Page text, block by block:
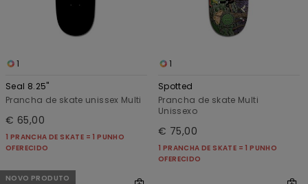
1
Seal 8.25"
Prancha de skate unissex Multi
€ 65,00
1 PRANCHA DE SKATE = 1 PUNHO
OFERECIDO
1
Spotted
Prancha de skate Multi
Unissexo
€ 75,00
1 PRANCHA DE SKATE = 1 PUNHO
OFERECIDO
NOVO PRODUTO